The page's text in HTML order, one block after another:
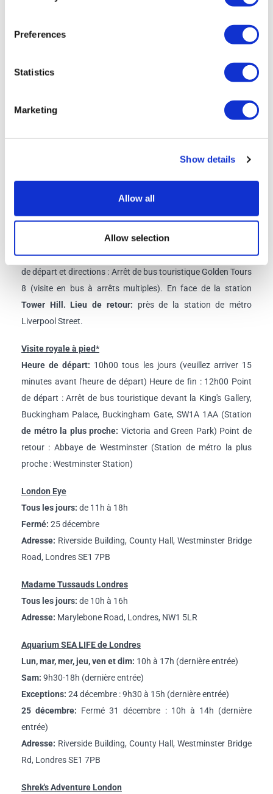
Preferences
Statistics
Marketing
Show details
Allow all
Allow selection
Hiver = Toutes les 30 min sur les lignes Bleues . Toutes les 60
Westminster Pier, Victoria Embankment, Londres SW1A
La croisière en bateau dure environ 30 minutes, selon
l'endroit où vous débarquez.
Visite à pied de Jack l'Éventreur*
15h30 tous les jours (veuillez arriver 15
minutes avant l'heure de départ) Heure de fin : 17h00 Point
de départ et directions : Arrêt de bus touristique Golden Tours
8 (visite en bus à arrêts multiples). En face de la station
Tower Hill. Lieu de retour: près de la station de métro
Liverpool Street.
Visite royale à pied*
Heure de départ: 10h00 tous les jours (veuillez arriver 15
minutes avant l'heure de départ) Heure de fin : 12h00 Point
de départ : Arrêt de bus touristique devant la King's Gallery,
Buckingham Palace, Buckingham Gate, SW1A 1AA (Station
de métro la plus proche: Victoria and Green Park) Point de
retour : Abbaye de Westminster (Station de métro la plus
proche : Westminster Station)
London Eye
Tous les jours: de 11h à 18h
Fermé: 25 décembre
Adresse: Riverside Building, County Hall, Westminster Bridge
Road, Londres SE1 7PB
Madame Tussauds Londres
Tous les jours: de 10h à 16h
Adresse: Marylebone Road, Londres, NW1 5LR
Aquarium SEA LIFE de Londres
Lun, mar, mer, jeu, ven et dim: 10h à 17h (dernière entrée)
Sam: 9h30-18h (dernière entrée)
Exceptions: 24 décembre : 9h30 à 15h (dernière entrée)
25 décembre: Fermé 31 décembre : 10h à 14h (dernière
entrée)
Adresse: Riverside Building, County Hall, Westminster Bridge
Rd, Londres SE1 7PB
Shrek's Adventure London